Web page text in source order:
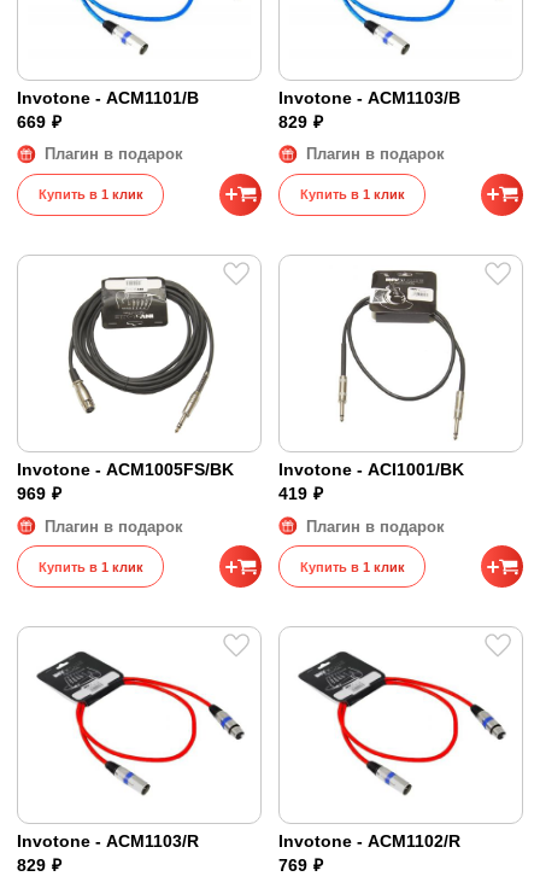
Invotone - ACM1101/B
669 ₽
Плагин в подарок
Купить в 1 клик
Invotone - ACM1103/B
829 ₽
Плагин в подарок
Купить в 1 клик
Invotone - ACM1005FS/BK
969 ₽
Плагин в подарок
Купить в 1 клик
Invotone - ACI1001/BK
419 ₽
Плагин в подарок
Купить в 1 клик
Invotone - ACM1103/R
829 ₽
Invotone - ACM1102/R
769 ₽